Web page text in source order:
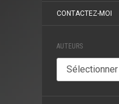
CONTACTEZ-MOI
AUTEURS
Auteurs